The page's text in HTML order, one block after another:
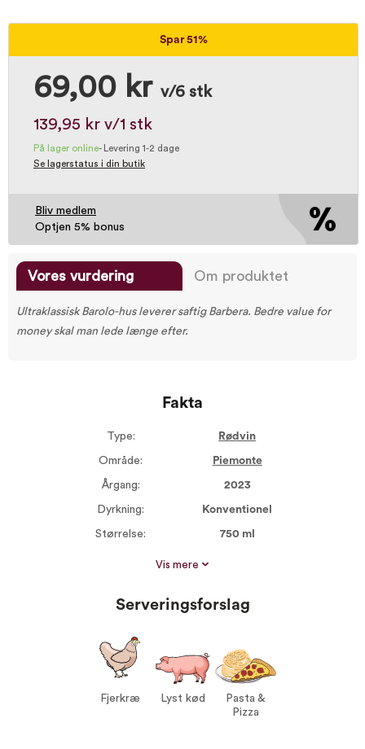
Spar 51%
69,00 kr v/6 stk
139,95 kr v/1 stk
På lager online-
Levering 1-2 dage
Se lagerstatus i din butik
Bliv medlem
Optjen 5% bonus
Vores vurdering Om produktet
Ultraklassisk Barolo-hus leverer saftig Barbera. Bedre value for
money skal man lede længe efter.
Fakta
Type: Rødvin
Område: Piemonte
Årgang: 2023
Dyrkning: Konventionel
Størrelse: 750 ml
Druer: Barbera 100%
Vin til:
Fjerkræ
Lyst kød
Pasta & Pizza
Vis mere
Serveringsforslag
Fjerkræ Lyst kød
Pasta &
Pizza